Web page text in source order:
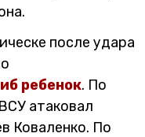
после удара
ребенок. По
атаковал
Коваленко. По